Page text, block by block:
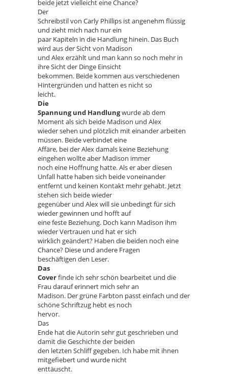
beide jetzt vielleicht eine Chance?
Der
Schreibstil von Carly Phillips ist angenehm flüssig
und zieht mich nach nur ein
paar Kapiteln in die Handlung hinein. Das Buch
wird aus der Sicht von Madison
und Alex erzählt und man kann so noch mehr in
ihre Sicht der Dinge Einsicht
bekommen. Beide kommen aus verschiedenen
Hintergründen und hatten es nicht so
leicht.
Die
Spannung und Handlungwurde ab dem
Moment als sich beide Madison und Alex
wieder sehen und plötzlich mit einander arbeiten
müssen. Beide verbindet eine
Affäre, bei der Alex damals keine Beziehung
eingehen wollte aber Madison immer
noch eine Hoffnung hatte. Als er aber diesen
Unfall hatte haben sich beide voneinander
entfernt und keinen Kontakt mehr gehabt. Jetzt
stehen sich beide wieder
gegenüber und Alex will sie unbedingt für sich
wieder gewinnen und hofft auf
eine feste Beziehung. Doch kann Madison ihm
wieder Vertrauen und hat er sich
wirklich geändert? Haben die beiden noch eine
Chance? Diese und andere Fragen
beschäftigen den Leser.
Das
Coverfinde ich sehr schön bearbeitet und die
Frau darauf erinnert mich sehr an
Madison. Der grüne Farbton passt einfach und der
schöne Schriftzug hebt es noch
hervor.
Das
Ende hat die Autorin sehr gut geschrieben und
damit die Geschichte der beiden
den letzten Schliff gegeben. Ich habe mit ihnen
mitgefiebert und wurde nicht
enttäuscht.